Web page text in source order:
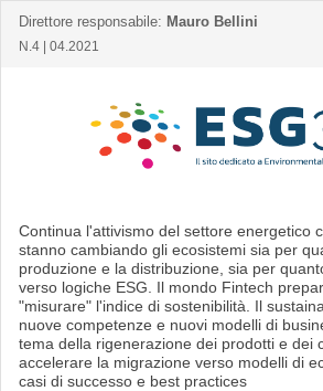
Direttore responsabile: Mauro Bellini
N.4 | 04.2021
Continua l'attivismo del settore energetico
stanno cambiando gli ecosistemi sia per
produzione e la distribuzione, sia per
verso logiche ESG. Il mondo Fintech
"misurare" l'indice di sostenibilità. Il
nuove competenze e nuovi modelli di
tema della rigenerazione dei prodotti e dei
accelerare la migrazione verso modelli di
casi di successo e best practices